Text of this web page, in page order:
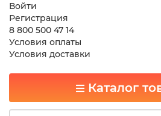
Войти
Регистрация
8 800 500 47 14
Условия оплаты
Условия доставки
Каталог